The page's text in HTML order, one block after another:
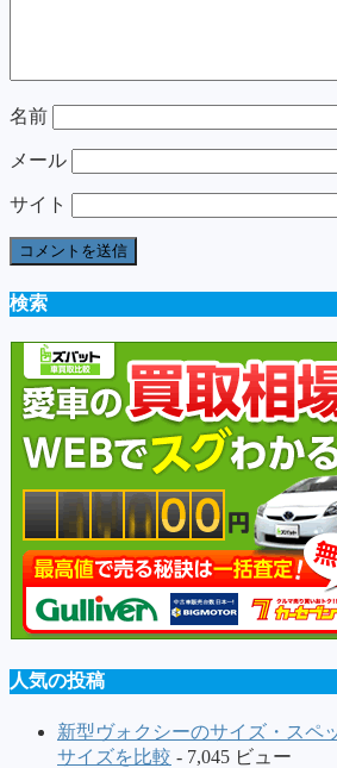
名前
メール
サイト
検索
人気の投稿
新型ヴォクシーのサイズ・スペ
サイズを比較 - 7,045 ビュー